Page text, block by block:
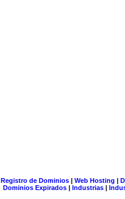
Registro de Dominios| Web Hosting |
Dominios Expirados | Industrias |